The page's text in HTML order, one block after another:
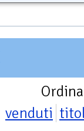
venduti